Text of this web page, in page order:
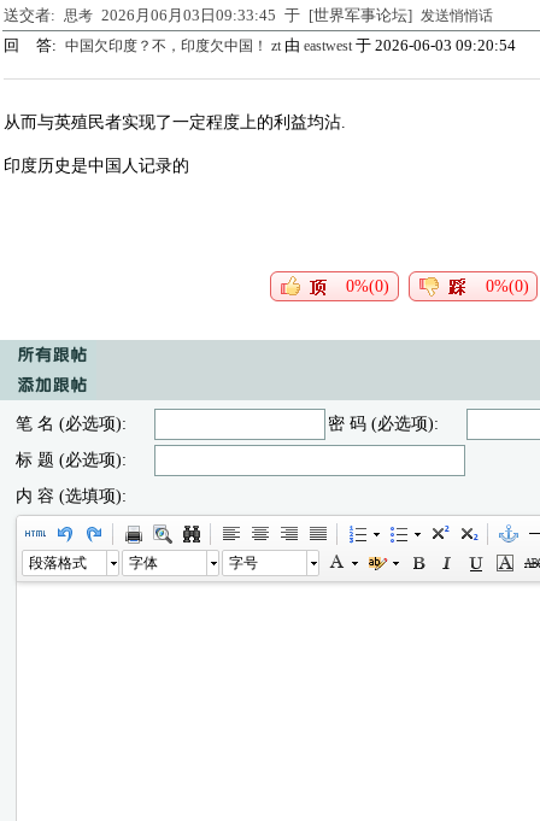
送交者: 思考 2026月06月03日09:33:45 于 [世界军事论坛] 发送悄悄话
回 答: 中国欠印度？不，印度欠中国！ zt 由 eastwest 于 2026-06-03 09:20:54
从而与英殖民者实现了一定程度上的利益均沾.
印度历史是中国人记录的
0%(0) 0%(0)
笔 名 (必选项):
密 码 (必选项):
标 题 (必选项):
内 容 (选填项):
段落格式 字体 字号